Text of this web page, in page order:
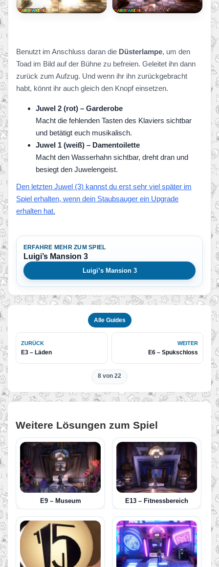
Benutzt im Anschluss daran die Düsterlampe, um den
Toad im Bild auf der Bühne zu befreien. Geleitet ihn dann
zurück zum Aufzug. Und wenn ihr ihn zurückgebracht
habt, könnt ihr auch gleich den Knopf einsetzen.
Juwel 2 (rot) – Garderobe
Macht die fehlenden Tasten des Klaviers sichtbar
und betätigt euch musikalisch.
Juwel 1 (weiß) – Damentoilette
Macht den Wasserhahn sichtbar, dreht dran und
besiegt den Juwelengeist.
Den letzten Juwel (3) kannst du erst sehr viel später im
Spiel erhalten, wenn dein Staubsauger ein Upgrade
erhalten hat.
ERFAHRE MEHR ZUM SPIEL
Luigi’s Mansion 3
Luigi’s Mansion 3
Alle Guides
ZURÜCK
E3 – Läden
WEITER
E6 – Spukschloss
8 von 22
Weitere Lösungen zum Spiel
E9 – Museum E13 – Fitnessbereich